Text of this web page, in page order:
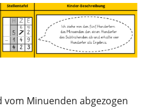
Minuenden abgezogen